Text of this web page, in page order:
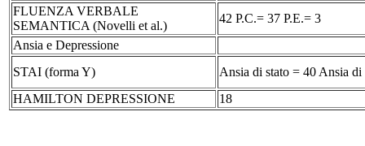
FLUENZA VERBALE
SEMANTICA (Novelli et al.)
42 P.C.= 37 P.E.= 3
Ansia e Depressione
STAI (forma Y)
Ansia di stato = 40 Ansia di
HAMILTON DEPRESSIONE
18